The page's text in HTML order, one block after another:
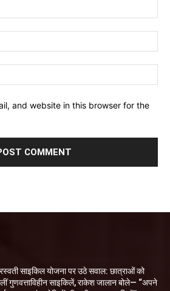
and website in this browser for the
साइकिल योजना पर उठे सवाल: छात्राओं को
गुणवत्ताविहीन साइकिलें, राकेश जालान बोले— “अपने